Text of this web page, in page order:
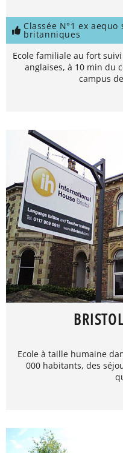
Classée N°1 ex
britanniques
Ecole familiale au fort
anglaises, à 10 min du
campus
Ecole à taille humaine
000 habitants, des